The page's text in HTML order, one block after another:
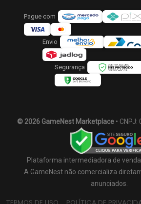
Pague com
Envio
Segurança
© 2026 GameNest Marketplace• CNPJ:
Plataforma intermediadora de
A GameNest não comercializa
anunciados.